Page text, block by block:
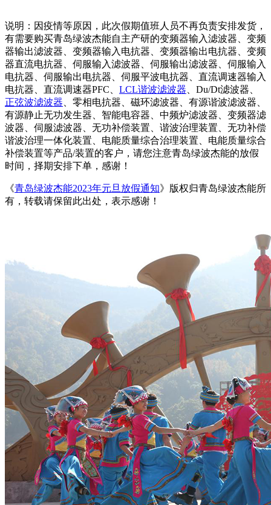
说明：因疫情等原因，此次假期值班人员不再负责安排发货，
有需要购买青岛绿波杰能自主产研的变频器输入滤波器、变频
器输出滤波器、变频器输入电抗器、变频器输出电抗器、变频
器直流电抗器、伺服输入滤波器、伺服输出滤波器、伺服输入
电抗器、伺服输出电抗器、伺服平波电抗器、直流调速器输入
电抗器、直流调速器PFC、 LCL谐波滤波器 、Du/Dt滤波器、
正弦波滤波器 、零相电抗器、磁环滤波器、有源谐波滤波器、
有源静止无功发生器、智能电容器、中频炉滤波器、变频器滤
波器、伺服滤波器、无功补偿装置、谐波治理装置、无功补偿
谐波治理一体化装置、电能质量综合治理装置、电能质量综合
补偿装置等产品/装置的客户，请您注意青岛绿波杰能的放假
时间，择期安排下单，感谢！
《青岛绿波杰能2023年元旦放假通知》版权归青岛绿波杰能所
有，转载请保留此出处，表示感谢！